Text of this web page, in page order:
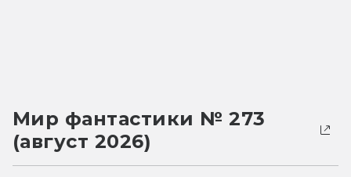
Мир фантастики № 273
(август 2026)